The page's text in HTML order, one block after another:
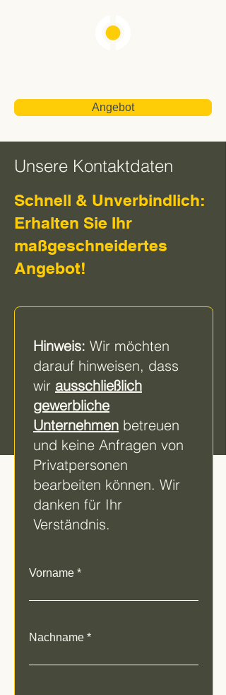
Angebot
Unsere Kontaktdaten
Schnell & Unverbindlich:
Erhalten Sie Ihr
maßgeschneidertes
Angebot!
Hinweis: Wir möchten
darauf hinweisen, dass
wir ausschließlich
gewerbliche
Unternehmen betreuen
und keine Anfragen von
Privatpersonen
bearbeiten können. Wir
danken für Ihr
Verständnis.
Vorname
Nachname